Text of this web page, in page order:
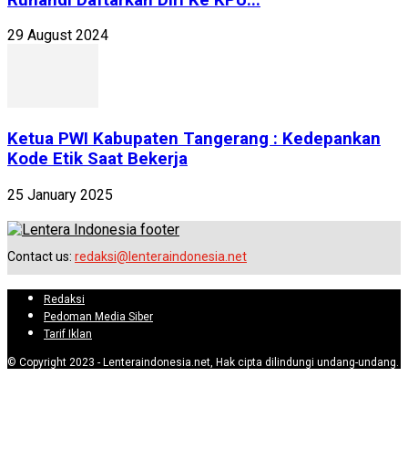
29 August 2024
Ketua PWI Kabupaten Tangerang : Kedepankan
Kode Etik Saat Bekerja
25 January 2025
Contact us: redaksi@lenteraindonesia.net
Redaksi
Pedoman Media Siber
Tarif Iklan
© Copyright 2023 - Lenteraindonesia.net, Hak cipta dilindungi undang-undang.